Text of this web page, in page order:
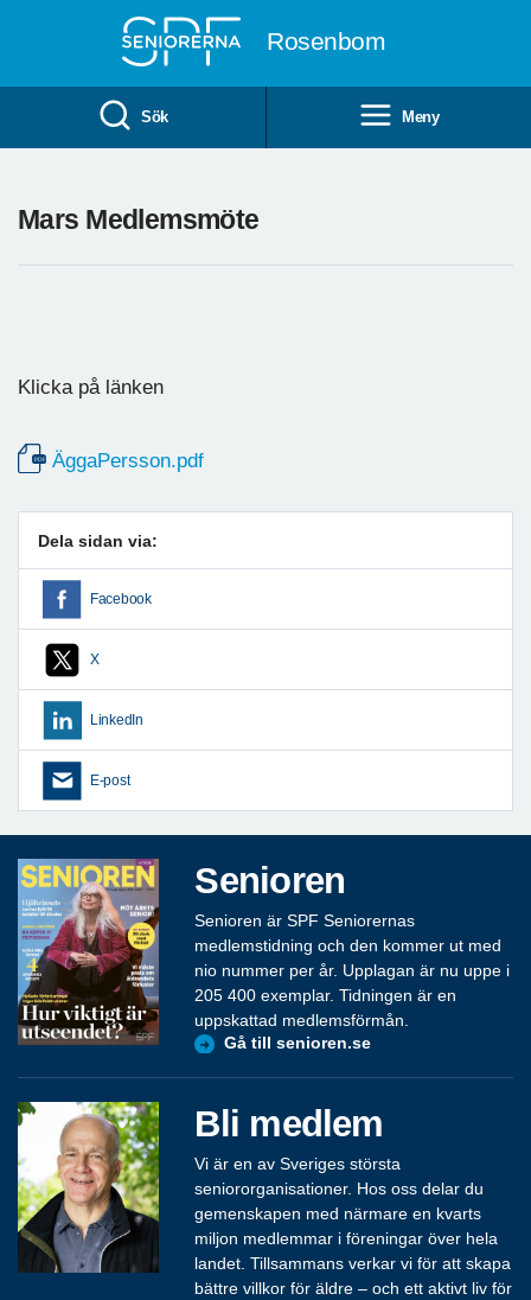
Rosenbom
Sök Meny
Mars Medlemsmöte
Klicka på länken
ÄggaPersson.pdf
Dela sidan via:
Facebook
X
LinkedIn
E-post
Senioren
Senioren är SPF Seniorernas
medlemstidning och den kommer ut med
nio nummer per år. Upplagan är nu uppe i
205 400 exemplar. Tidningen är en
uppskattad medlemsförmån.
Gå till senioren.se
Bli medlem
Vi är en av Sveriges största
seniororganisationer. Hos oss delar du
gemenskapen med närmare en kvarts
miljon medlemmar i föreningar över hela
landet. Tillsammans verkar vi för att skapa
bättre villkor för äldre – och ett aktivt liv för